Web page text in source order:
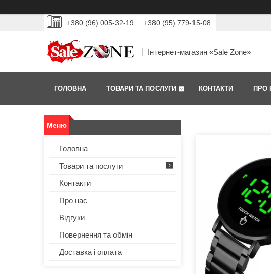
+380 (96) 005-32-19 +380 (95) 779-15-08
Інтернет-магазин «Sale Zone»
ГОЛОВНА ТОВАРИ ТА ПОСЛУГИ КОНТАКТИ ПРО
Головна
Товари та послуги
Контакти
Про нас
Відгуки
Повернення та обмін
Доставка і оплата